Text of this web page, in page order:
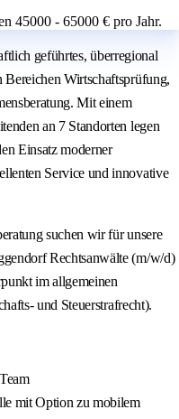
45000 - 65000 € pro Jahr.
geführtes, überregional
Bereichen Wirtschaftsprüfung,
Mit einem
an 7 Standorten legen
Einsatz moderner
Service und innovative
suchen wir für unsere
Rechtsanwälte (m/w/d)
im allgemeinen
und Steuerstrafrecht).
mit Option zu mobilem